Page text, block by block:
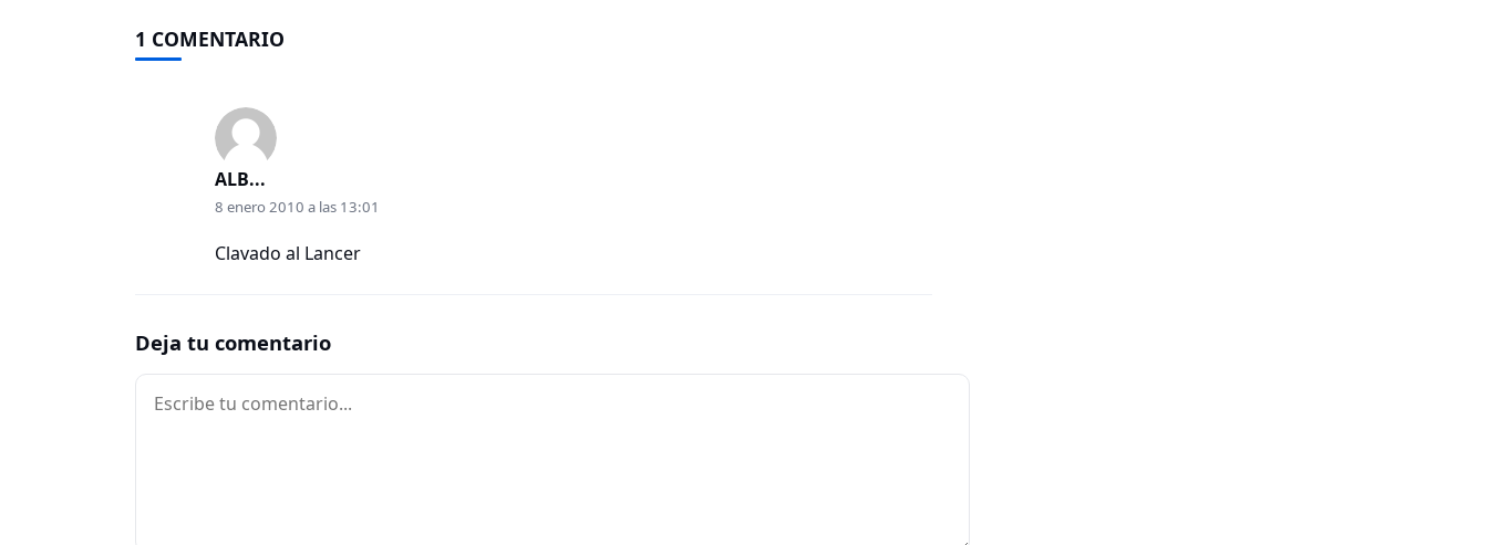
1 COMENTARIO
ALB...
8 enero 2010 a las 13:01
Clavado al Lancer
Deja tu comentario
Comentario